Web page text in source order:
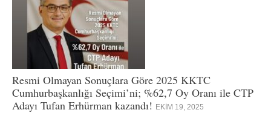
Resmi Olmayan Sonuçlara Göre 2025 KKTC
Cumhurbaşkanlığı Seçimi’ni; %62,7 Oy Oranı ile CTP
Adayı Tufan Erhürman kazandı! EKIM 19, 2025